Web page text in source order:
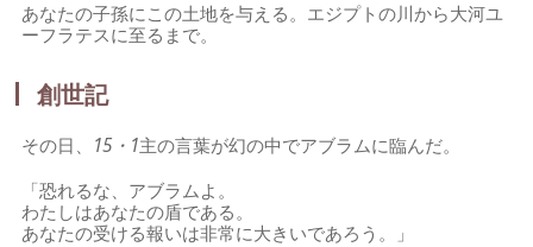
あなたの子孫にこの土地を与える。エジプトの川から大河ユ
ーフラテスに至るまで。
創世記
その日、 15・1主の言葉が幻の中でアブラムに臨んだ。
「恐れるな、アブラムよ。
わたしはあなたの盾である。
あなたの受ける報いは非常に大きいであろう。」